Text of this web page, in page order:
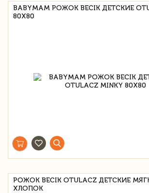
BABYMAM РОЖОК BECIK ДЕТСКИЕ
80X80
РОЖОК BECIK OTULACZ ДЕТСКИЕ
ХЛОПОК